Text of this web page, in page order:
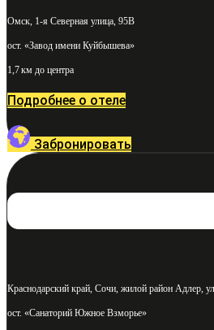
Омск, 1-я Северная улица, 95В
ост. «Завод имени Куйбышева»
1,7 км до центра
Подробнее о отеле
Забронировать
Краснодарский край, Сочи, жилой район Адлер,
ост. «Санаторий Южное Взморье»